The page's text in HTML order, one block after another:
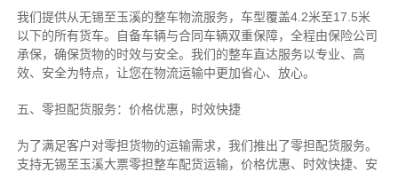
我们提供从无锡至玉溪的整车物流服务，车型覆盖4.2米至17.5米
以下的所有货车。自备车辆与合同车辆双重保障，全程由保险公司
承保，确保货物的时效与安全。我们的整车直达服务以专业、高
效、安全为特点，让您在物流运输中更加省心、放心。
五、零担配货服务：价格优惠，时效快捷
为了满足客户对零担货物的运输需求，我们推出了零担配货服务。
支持无锡至玉溪大票零担整车配货运输，价格优惠、时效快捷、安